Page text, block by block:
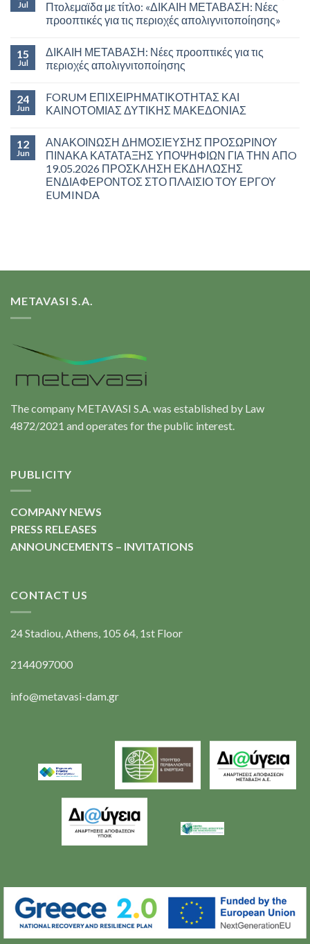
Jul
Πτολεμαϊδα με τίτλο: «ΔΙΚΑΙΗ ΜΕΤΑΒΑΣΗ: Νέες
προοπτικές για τις περιοχές απολιγνιτοποίησης»
15
Jul
ΔΙΚΑΙΗ ΜΕΤΑΒΑΣΗ: Νέες προοπτικές για τις
περιοχές απολιγνιτοποίησης
24
Jun
FORUM ΕΠΙΧΕΙΡΗΜΑΤΙΚΟΤΗΤΑΣ ΚΑΙ
ΚΑΙΝΟΤΟΜΙΑΣ ΔΥΤΙΚΗΣ ΜΑΚΕΔΟΝΙΑΣ
12
Jun
ΑΝΑΚΟΙΝΩΣΗ ΔΗΜΟΣΙΕΥΣΗΣ ΠΡΟΣΩΡΙΝΟΥ
ΠΙΝΑΚΑ ΚΑΤΑΤΑΞΗΣ ΥΠΟΨΗΦΙΩΝ ΓΙΑ ΤΗΝ ΑΠO
19.05.2026 ΠΡΟΣΚΛΗΣΗ ΕΚΔΗΛΩΣΗΣ
ΕΝΔΙΑΦΕΡΟΝΤΟΣ ΣΤΟ ΠΛΑΙΣΙΟ ΤΟΥ ΕΡΓΟΥ
EUMINDA
METAVASI S.A.
The company METAVASI S.A. was established by Law
4872/2021 and operates for the public interest.
PUBLICITY
COMPANY NEWS
PRESS RELEASES
ANNOUNCEMENTS – INVITATIONS
CONTACT US
24 Stadiou, Athens, 105 64, 1st Floor
2144097000
info@metavasi-dam.gr